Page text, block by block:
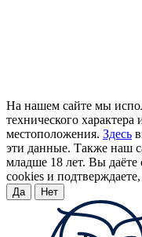
На нашем сайте мы
технического
местоположения. Здесь
эти данные. Также наш
младше 18 лет. Вы даёте
cookies и
Да Нет